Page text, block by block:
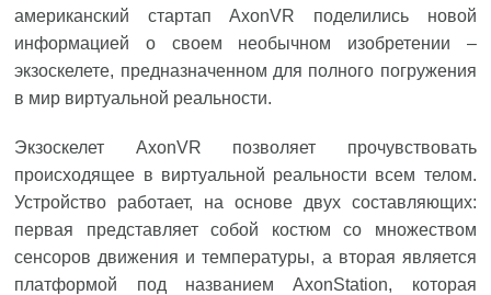
американский стартап AxonVR поделились новой
информацией о своем необычном изобретении –
экзоскелете, предназначенном для полного погружения
в мир виртуальной реальности.
Экзоскелет AxonVR позволяет прочувствовать
происходящее в виртуальной реальности всем телом.
Устройство работает, на основе двух составляющих:
первая представляет собой костюм со множеством
сенсоров движения и температуры, а вторая является
платформой под названием AxonStation, которая